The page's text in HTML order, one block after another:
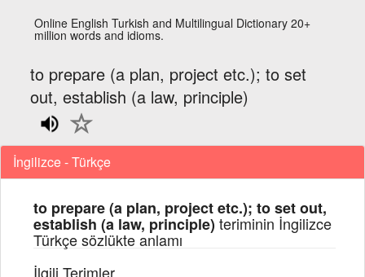
Online English Turkish and Multilingual Dictionary 20+
million words and idioms.
to prepare (a plan, project etc.); to set
out, establish (a law, principle)
İngilizce - Türkçe
to prepare (a plan, project etc.); to set out,
establish (a law, principle) teriminin İngilizce
Türkçe sözlükte anlamı
İlgili Terimler